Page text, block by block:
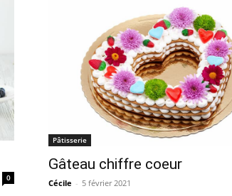
0
Pâtisserie
Gâteau chiffre coeur
Cécile - 5 février 2021